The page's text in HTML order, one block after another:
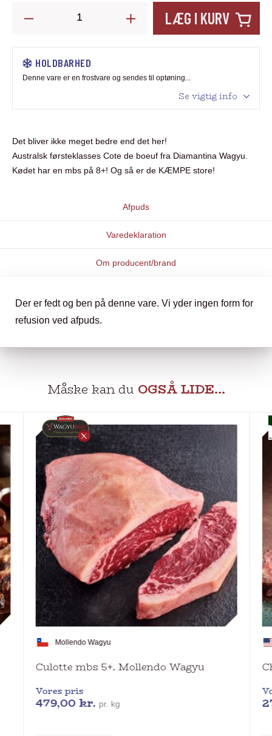
Ribeye
Wagyu
LÆG I KURV
HOLDBARHED
Denne vare er en frostvare og sendes til optøning...
Se vigtig info
Det bliver ikke meget bedre end det her!
Australsk førsteklasses Cote de boeuf fra Diamantina Wagyu.
Kødet har en mbs på 8+! Og så er de KÆMPE store!
Afpuds
Varedeklaration
Om producent/brand
Der er fedt og ben på denne vare. Vi yder ingen form for
refusion ved afpuds.
Måske kan du OGSÅ LIDE…
Mollendo Wagyu
Culotte mbs 5+. Mollendo Wagyu
Vores pris
479,00kr. pr. kg